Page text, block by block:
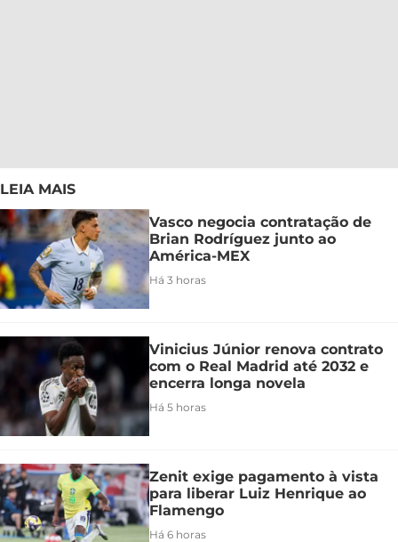
LEIA MAIS
Vasco negocia contratação de
Brian Rodríguez junto ao
América-MEX
Há 3 horas
Vinicius Júnior renova contrato
com o Real Madrid até 2032 e
encerra longa novela
Há 5 horas
Zenit exige pagamento à vista
para liberar Luiz Henrique ao
Flamengo
Há 6 horas